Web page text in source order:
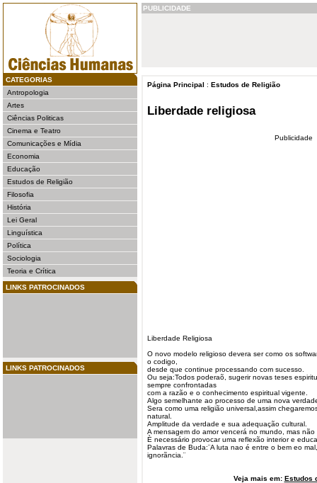
CATEGORIAS
Antropologia
Artes
Ciências Politicas
Cinema e Teatro
Comunicações e Mídia
Economia
Educação
Estudos de Religião
Filosofia
História
Lei Geral
Linguística
Política
Sociologia
Teoria e Crítica
LINKS PATROCINADOS
LINKS PATROCINADOS
PUBLICIDADE
Página Principal : Estudos de Religião
Liberdade religiosa
Publicidade
Liberdade Religiosa
O novo modelo religioso devera ser como os
o codigo,
desde que continue processando com sucesso.
Ou seja:Todos poderaõ, sugerir novas teses
sempre confrontadas
com a razão e o conhecimento espiritual vigente.
Algo semelhante ao processo de uma nova
Sera como uma religião universal,assim
natural.
Amplitude da verdade e sua adequação cultural.
A mensagem do amor vencerá no mundo, mas
È necessário provocar uma reflexão interior e
Palavras de Buda:¨A luta nao é entre o bem eo
ignorãncia.¨
Veja mais em: Estudos